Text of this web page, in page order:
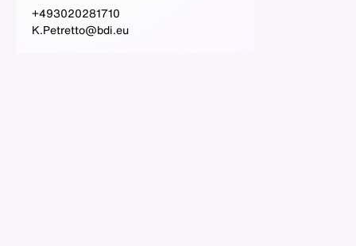
+493020281710
K.Petretto@bdi.eu